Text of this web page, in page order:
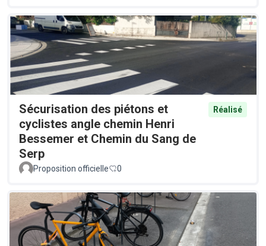
Sécurisation des piétons et
cyclistes angle chemin Henri
Bessemer et Chemin du Sang de
Serp
Réalisé
Proposition officielle 0